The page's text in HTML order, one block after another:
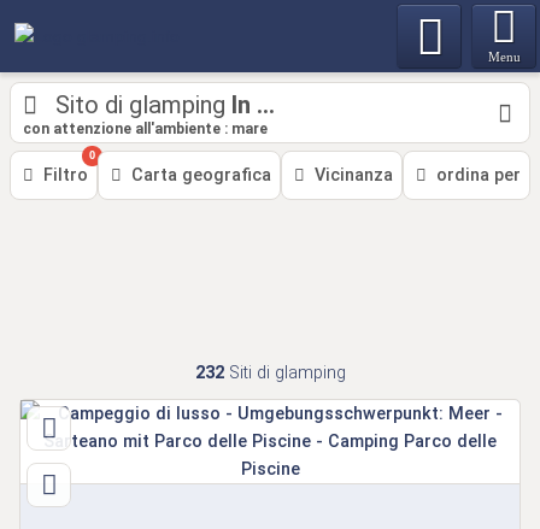
Menu
Sito di glamping In ...
con attenzione all'ambiente : mare
Filtro
0
Carta geografica Vicinanza ordina per
232Siti di glamping